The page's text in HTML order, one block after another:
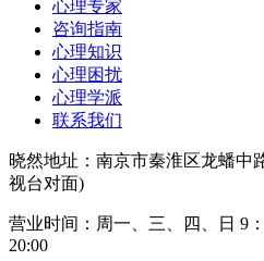
心理专家
咨询指南
心理知识
心理困扰
心理学派
联系我们
晓然地址：南京市秦淮区龙蟠中
视台对面)
营业时间：周一、三、四、日 9
20:00